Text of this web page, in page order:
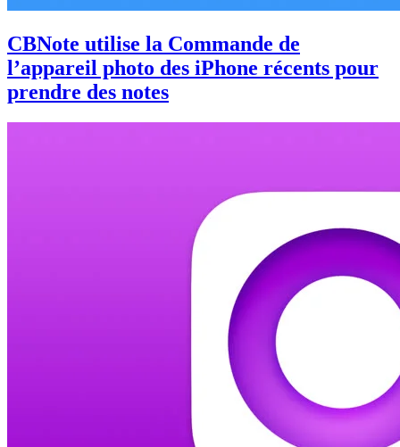
CBNote utilise la Commande de
l’appareil photo des iPhone récents pour
prendre des notes